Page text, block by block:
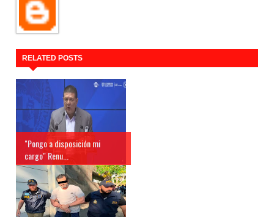
RELATED POSTS
"Pongo a disposición mi
cargo" Renu...